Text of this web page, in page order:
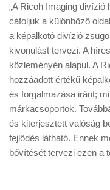
„A Ricoh Imaging
cáfoljuk a különböző
a képalkotó divízió
kivonulást tervezi. A
közleményén alapul. A
hozzáadott értékű
és forgalmazása iránt;
márkacsoportok.
és kiterjesztett valóság
fejlődés látható. Ennek
bővítését tervezi ezen a